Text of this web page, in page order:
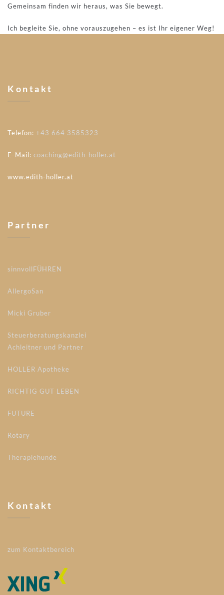
Gemeinsam finden wir heraus, was Sie bewegt.
Ich begleite Sie, ohne vorauszugehen – es ist Ihr eigener Weg!
Kontakt
Telefon: +43 664 3585323
E-Mail: coaching@edith-holler.at
www.edith-holler.at
Partner
sinnvollFÜHREN
AllergoSan
Micki Gruber
Steuerberatungskanzlei
Achleitner und Partner
HOLLER Apotheke
RICHTIG GUT LEBEN
FUTURE
Rotary
Therapiehunde
Kontakt
zum Kontaktbereich